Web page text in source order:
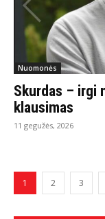
Nuomonės
Skurdas – irgi
klausimas
11 gegužės, 2026
1 2 3